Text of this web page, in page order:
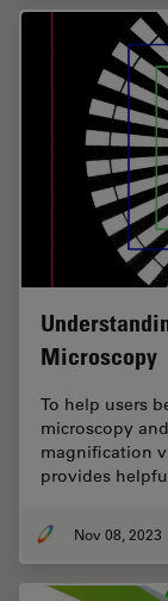
Microscopy
To help users
microscopy
magnification
provides
Nov 08, 2023